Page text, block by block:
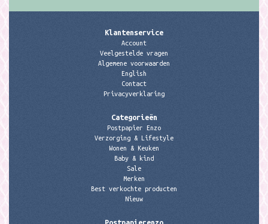
Klantenservice
Account
Veelgestelde vragen
Algemene voorwaarden
English
Contact
Privacyverklaring
Categorieën
Postpapier Enzo
Verzorging & Lifestyle
Wonen & Keuken
Baby & kind
Sale
Merken
Best verkochte producten
Nieuw
Postpapierenzo